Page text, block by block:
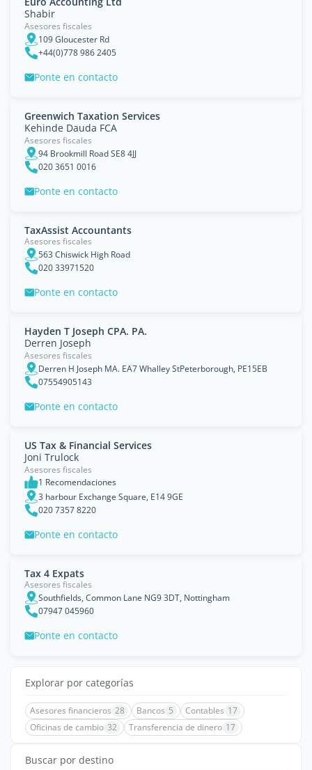
Shabir
Asesores fiscales
109 Gloucester Rd
+44(0)778 986 2405
Ponte en contacto
Greenwich Taxation Services
Kehinde Dauda FCA
Asesores fiscales
94 Brookmill Road SE8 4JJ
020 3651 0016
Ponte en contacto
TaxAssist Accountants
Asesores fiscales
563 Chiswick High Road
020 33971520
Ponte en contacto
Hayden T Joseph CPA. PA.
Derren Joseph
Asesores fiscales
Derren H Joseph MA. EA7 Whalley StPeterborough, PE15EB
07554905143
Ponte en contacto
US Tax & Financial Services
Joni Trulock
Asesores fiscales
1 Recomendaciones
3 harbour Exchange Square, E14 9GE
020 7357 8220
Ponte en contacto
Tax 4 Expats
Asesores fiscales
Southfields, Common Lane NG9 3DT, Nottingham
07947 045960
Ponte en contacto
Explorar por categorías
Asesores financieros 28 Bancos 5 Contables 17
Oficinas de cambio 32 Transferencia de dinero 17
Buscar por destino